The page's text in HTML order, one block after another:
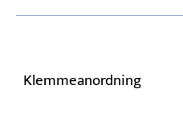
Klemmeanordning